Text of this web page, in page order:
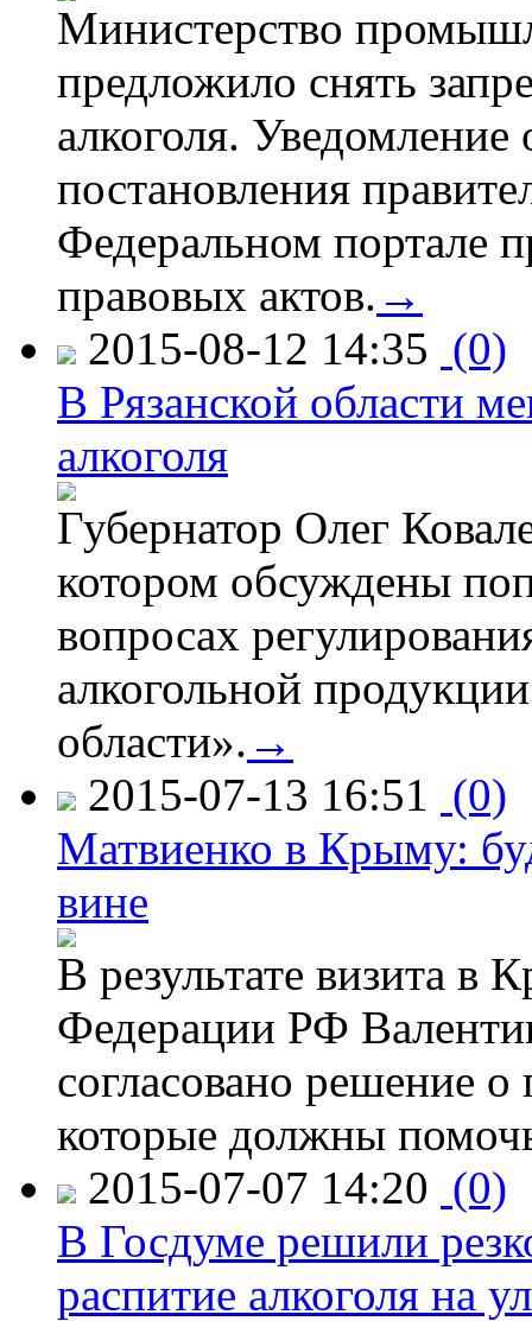
Министерство
предложило снять
алкоголя. Уведомление
постановления
Федеральном портале
правовых актов. →
2015-08-12 14:35 (0)
В Рязанской области
алкоголя
Губернатор Олег
котором обсуждены
вопросах
алкогольной
области». →
2015-07-13 16:51 (0)
Матвиенко в Крыму:
вине
В результате визита в
Федерации РФ
согласовано решение
которые должны
2015-07-07 14:20 (0)
В Госдуме решили
распитие алкоголя на